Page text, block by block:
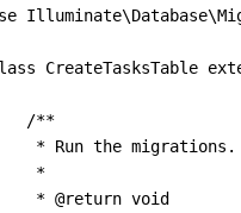
CreateTasksTable
/**
* Run the migrations.
*
* @return void